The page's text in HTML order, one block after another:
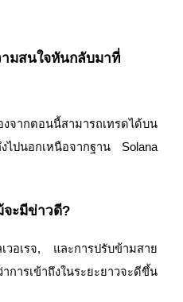
ามสนใจหันกลับมาที่
ไปนอกเหนือจากฐาน Solana
จะมีข่าวดี?
วอเรจ, และการปรับข้ามสาย
รเข้าถึงในระยะยาวจะดีขึ้น